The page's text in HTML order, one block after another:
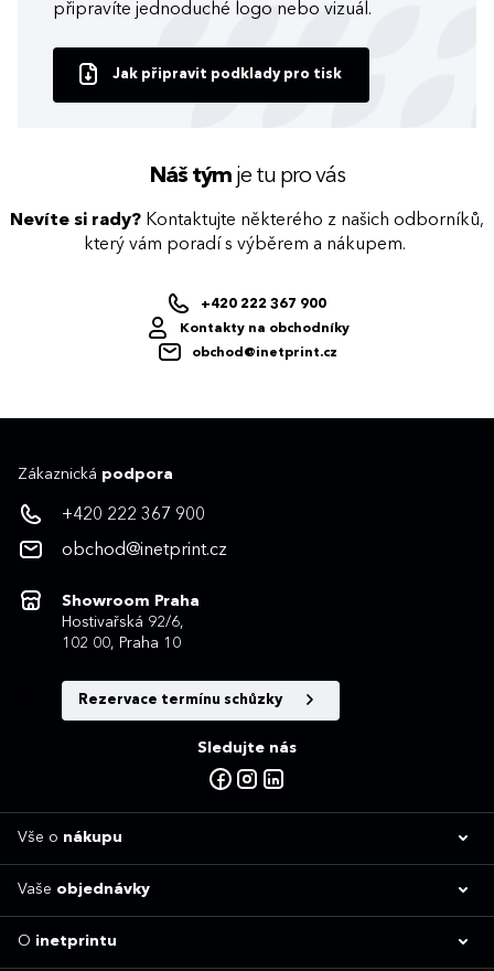
připravíte jednoduché logo nebo vizuál.
Jak připravit podklady pro tisk
Náš týmje tu pro vás
Nevíte si rady? Kontaktujte některého z našich odborníků,
který vám poradí s výběrem a nákupem.
+420 222 367 900
Kontakty na obchodníky
obchod@inetprint.cz
Zákaznická podpora
+420 222 367 900
obchod@inetprint.cz
Showroom Praha
Hostivařská 92/6,
102 00, Praha 10
Rezervace termínu schůzky
Sledujte nás
Vše o nákupu
Vaše objednávky
O inetprintu